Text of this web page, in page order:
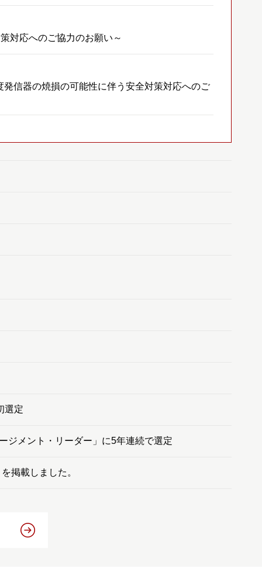
対応へのご協力のお願い～
信器の焼損の可能性に伴う安全対策対応へのご
選定
ジメント・リーダー」に5年連続で選定
掲載しました。